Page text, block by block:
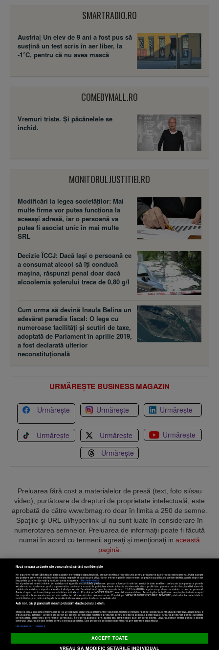
SMARTRADIO.RO
Austria| Un elev de 9 ani a fost pus să
susţină un test scris în aer liber, la
-1°C, pentru că nu avea mască
COMEDYMALL.RO
Vremuri triste. Şi păcănelele se
închid.
MONITORULJUSTITIEI.RO
Modificări la legea societăţilor: Mai
multe firme vor putea funcţiona la
aceeaşi adresă, iar o persoană va
putea fi asociat unic în mai multe
SRL
Decizie ÎCCJ: Dacă laşi o persoană ce
a consumat alcool să îţi conducă
maşina, răspunzi penal doar dacă
alcoolemia şoferului trece de 0,80 g/l
Cum urma să devină Insula Belina un
adevărat paradis fiscal: O lege cu
numeroase facilităţi şi scutiri de taxe,
adoptată de Parlament în aprilie 2019,
a fost declarată ulterior
neconstituţională
URMĂREȘTE BUSINESS MAGAZIN
Urmărește Urmărește Urmărește
Urmărește Urmărește
Urmărește
Urmărește
Preluarea fără cost a materialelor de presă (text, foto si/sau
video), purtătoare de drepturi de proprietate intelectuală, este
aprobată de către www.bmag.ro doar în limita a 250 de semne.
Spaţiile şi URL-ul/hyperlink-ul nu sunt luate în considerare în
numerotarea semnelor. Preluarea de informaţii poate fi făcută
numai în acord cu termenii agreaţi şi menţionaţi in această
pagină
Termeni și condiții Confidențialitate Cookies Contact
Copyright © 2025 BUSINESSMEX S.A.
Setări cookies
Nouă ne pasă ca datele tale personale să rămână confidențiale
Noi și partenerii noștri589stocăm și/sau accesăm informații pe dispozitivul dvs., precum identificatorii cookie unici pentru prelucrarea datelor cu caracter personal. Puteți accepta
sau gestiona preferințele dvs. făcând clic mai jos, respectiv vă puteți opune utilizării unui interes legitim în orice moment pe pagina cu politica de confidențialitate. Aceste alegeri vor
fi raportate partenerilor noștri și nu vă vor afecta navigarea.
Mai multe detalii
Noi si partenerii nostri (retelele de socializare si agentiile de publicitate partenere, precum si furnizorii nostri de servicii de date analitice) prelucram date pentru a permite
website-ului sa functioneze, pentru a personaliza continutul si anunturile publicitare afisate in functie de interesele si/sau profilul dvs., pentru a va oferi functionalitati aferente
retelelor de socializare si pentru a analiza traficul pe website. Beneficiati de drepturile prevazute de art. 15-22 din GDPR in legatura cu prelucrarea datelor cu caracter personal.
Aceste drepturi pot fi exercitate prin modalitatea indicataaici. Prin click pe “ACCEPT TOATE”, acceptati folosirea tuturor Tehnologiilor de tip Cookie, care implica inclusiv acceptul
dvs. cu privire la stocarea/accesarea informatiilor de catre Vendor-ii cu care colaboram. Prin click pe “VREAU SA MODIFIC SETARILE INDIVIDUAL” puteti schimba preferintele in
mod individual, mai putin cele legate de cookie strict necesare pentru functionarea website-ului.
Atât noi, cât și partenerii noștri prelucrăm datele pentru a oferi:
Stocarea și/sau accesarea informațiilor de pe un dispozitiv. Măsurarea performanței reclamelor. Utilizarea profilurilor pentru selectarea conținutului personalizat. Dezvoltarea și
îmbunătățirea serviciilor. Crearea profilurilor de conținut personalizat. Utilizarea profilurilor pentru selectarea publicității personalizate. Crearea profilurilor pentru publicitate
personalizată. Măsurarea performanței conținutului. Înțelegerea publicului prin statistici sau combinații de date din surse diferite. Utilizarea datelor limitate pentru a selecta
conținutul. Utilizarea de date limitate pentru a selecta publicitatea. Date precise de geolocație și identificarea prin scanarea dispozitivului.
Listă parteneri (furnizori)
ACCEPT TOATE
VREAU SA MODIFIC SETARILE INDIVIDUAL